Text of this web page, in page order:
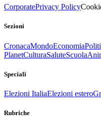
CorporatePrivacy Policy
Sezioni
CronacaMondoEconomia
PlanetCulturaSaluteScuola
Speciali
Elezioni ItaliaElezioni estero
Rubriche